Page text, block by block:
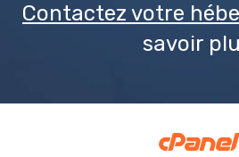
Contactez votre
savoir